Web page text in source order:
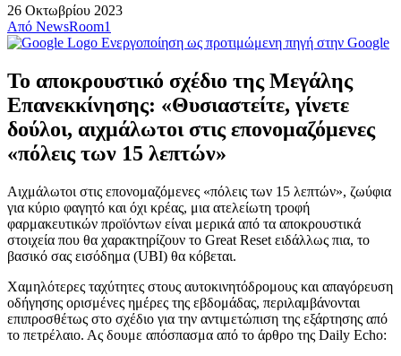
26 Οκτωβρίου 2023
Από NewsRoom1
Ενεργοποίηση ως προτιμώμενη πηγή στην Google
Το αποκρουστικό σχέδιο της Μεγάλης
Επανεκκίνησης: «Θυσιαστείτε, γίνετε
δούλοι, αιχμάλωτοι στις επονομαζόμενες
«πόλεις των 15 λεπτών»
Αιχμάλωτοι στις επονομαζόμενες «πόλεις των 15 λεπτών», ζωύφια
για κύριο φαγητό και όχι κρέας, μια ατελείωτη τροφή
φαρμακευτικών προϊόντων είναι μερικά από τα αποκρουστικά
στοιχεία που θα χαρακτηρίζουν το Great Reset ειδάλλως πια, το
βασικό σας εισόδημα (UBI) θα κόβεται.
Χαμηλότερες ταχύτητες στους αυτοκινητόδρομους και απαγόρευση
οδήγησης ορισμένες ημέρες της εβδομάδας, περιλαμβάνονται
επιπροσθέτως στο σχέδιο για την αντιμετώπιση της εξάρτησης από
το πετρέλαιο. Ας δουμε απόσπασμα από το άρθρο της Daily Echo: